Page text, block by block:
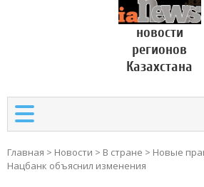
новости
регионов
Казахстана
Главная > Новости > В стране > Новые
Нацбанк объяснил изменения